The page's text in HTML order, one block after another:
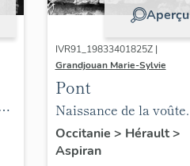
Aperçu
IVR91_19833401825Z |
Grandjouan Marie-Sylvie
Pont
Naissance de la voûte.
Occitanie > Hérault>
Aspiran